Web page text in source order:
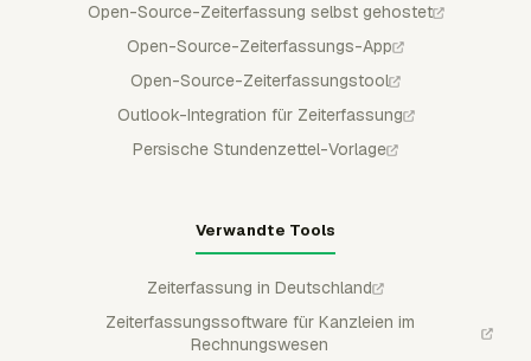
Open-Source-Zeiterfassung selbst gehostet
Open-Source-Zeiterfassungs-App
Open-Source-Zeiterfassungstool
Outlook-Integration für Zeiterfassung
Persische Stundenzettel-Vorlage
Verwandte Tools
Zeiterfassung in Deutschland
Zeiterfassungssoftware für Kanzleien im
Rechnungswesen